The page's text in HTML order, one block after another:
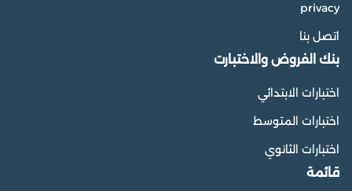
privacy
اتصل بنا
بنك الفروض والاختبارت
اختبارات الابتدائي
اختبارات المتوسط
اختبارات الثانوي
قائمة